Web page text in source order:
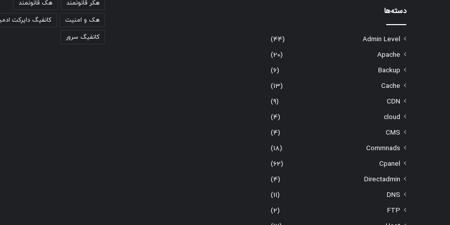
دسته‌ها
Admin Level
(44)
Apache
(20)
Backup
(6)
Cache
(13)
CDN
(9)
cloud
(4)
CMS
(4)
Commnads
(18)
Cpanel
(62)
Directadmin
(4)
DNS
(11)
FTP
(2)
هکر قانونمند هک قانونمند
هک و امنیت کانفیگ دایرکت
کانفیگ سرور